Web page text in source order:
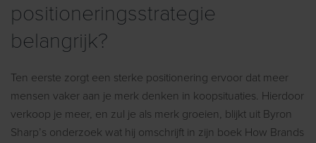
positioneringsstrategie
belangrijk?
Ten eerste zorgt een sterke positionering ervoor dat meer
mensen vaker aan je merk denken in koopsituaties. Hierdoor
verkoop je meer, en zul je als merk groeien, blijkt uit Byron
Sharp’s onderzoek wat hij omschrijft in zijn boek How Brands